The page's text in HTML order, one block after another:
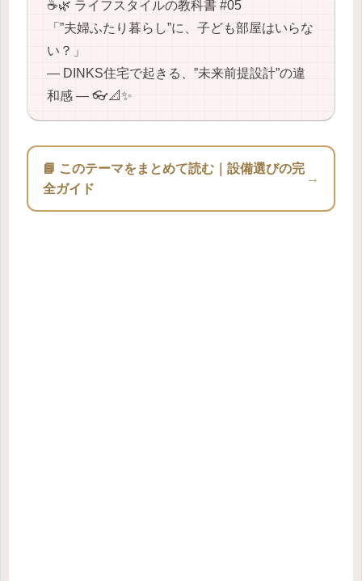
☕🌿 ライフスタイルの教科書 #05
「”夫婦ふたり暮らし”に、子ども部屋はいらな
い？」
― DINKS住宅で起きる、”未来前提設計”の違
和感 ― 👓📐✨
📘 このテーマをまとめて読む｜設備選びの完
全ガイド
→